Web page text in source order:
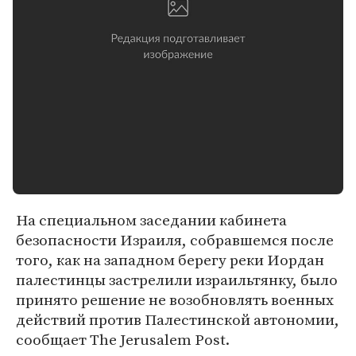
На специальном заседании кабинета
безопасности Израиля, собравшемся после
того, как на западном берегу реки Иордан
палестинцы застрелили израильтянку, было
принято решение не возобновлять военных
действий против Палестинской автономии,
сообщает The Jerusalem Post.